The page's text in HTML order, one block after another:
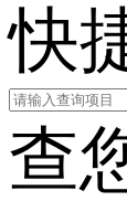
快
查